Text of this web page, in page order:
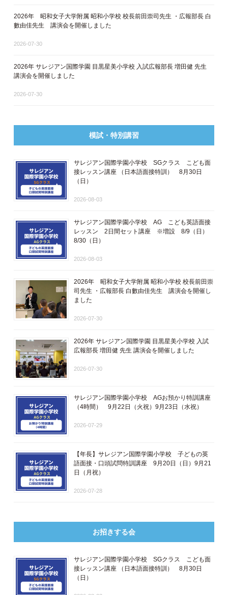
2026年 昭和女子大学附属 昭和小学校 校長前田崇司先生 ・広報部長 白
數由佳先生 講演会を開催しました
2026-07-30
2026年 サレジアン国際学園 目黒星美小学校 入試広報部長 増田健 先生
講演会を開催しました
2026-07-30
模試・特別講習
サレジアン国際学園小学校 SGクラス こども面
接レッスン講座 ​（日本語面接特訓​） 8月30日
（日）
2026-08-03
サレジアン国際学園小学校 AG こども英語面接
レッスン 2日間セット講座 ※増設 8/9（日）
8/30（日）
2026-08-03
2026年 昭和女子大学附属 昭和小学校 校長前田崇
司先生 ・広報部長 白數由佳先生 講演会を開催し
ました
2026-07-30
2026年 サレジアン国際学園 目黒星美小学校 入試
広報部長 増田健 先生 講演会を開催しました
2026-07-30
サレジアン国際学園小学校 AGお預かり特訓講座
（4時間） 9月22日（火祝）9月23日（水祝）
2026-07-29
【年長】サレジアン国際学園小学校 子どもの英
語面接・口頭試問特訓講座 9月20日（日）9月21
日（月祝）
2026-07-28
お招きする会
サレジアン国際学園小学校 SGクラス こども面
接レッスン講座 ​（日本語面接特訓​） 8月30日
（日）